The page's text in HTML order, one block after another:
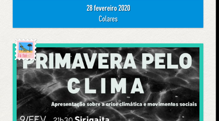
28 fevereiro 2020
Colares
Já foi